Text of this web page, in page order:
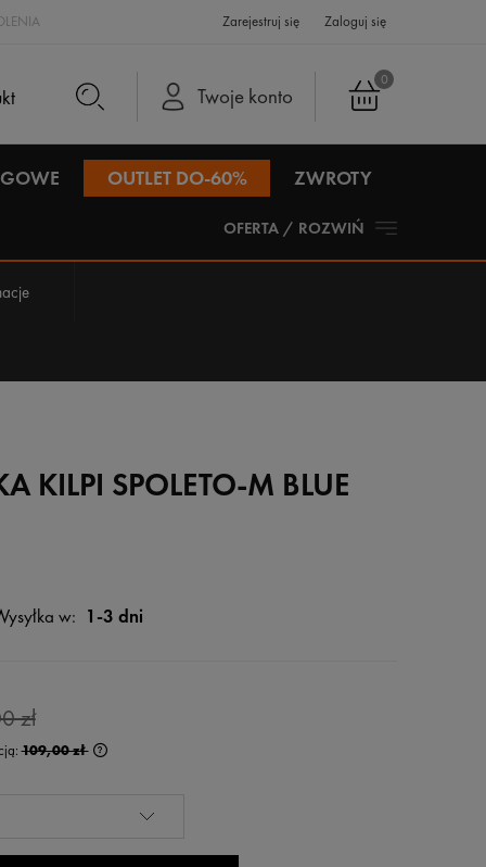
Zarejestruj się Zaloguj się
0
Twoje konto
OUTLET DO-60% ZWROTY
OFERTA / ROZWIŃ
KILPI SPOLETO-M BLUE
w: 1-3 dni
zł
109,00 zł